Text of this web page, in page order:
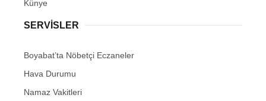
Künye
SERVISLER
Boyabat’ta Nöbetçi Eczaneler
Hava Durumu
Namaz Vakitleri